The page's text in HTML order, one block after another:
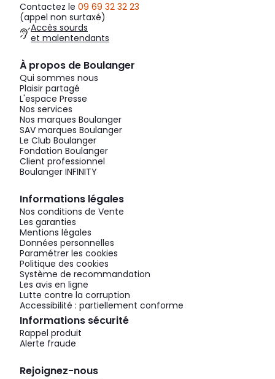
Contactez le 09 69 32 32 23
(appel non surtaxé)
Accès sourds
et malentendants
À propos de Boulanger
Qui sommes nous
Plaisir partagé
L'espace Presse
Nos services
Nos marques Boulanger
SAV marques Boulanger
Le Club Boulanger
Fondation Boulanger
Client professionnel
Boulanger INFINITY
Informations légales
Nos conditions de Vente
Les garanties
Mentions légales
Données personnelles
Paramétrer les cookies
Politique des cookies
Système de recommandation
Les avis en ligne
Lutte contre la corruption
Accessibilité : partiellement conforme
Informations sécurité
Rappel produit
Alerte fraude
Rejoignez-nous